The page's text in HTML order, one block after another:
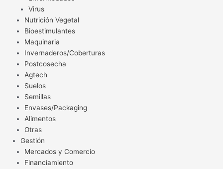
Virus
Nutrición Vegetal
Bioestimulantes
Maquinaria
Invernaderos/Coberturas
Postcosecha
Agtech
Suelos
Semillas
Envases/Packaging
Alimentos
Otras
Gestión
Mercados y Comercio
Financiamiento